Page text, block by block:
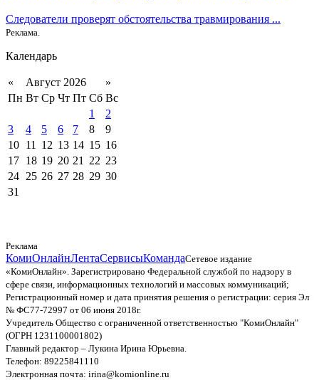
Следователи проверят обстоятельства травмирования ...
Реклама.
Календарь
« Август 2026
»
Пн Вт Ср Чт Пт Сб Вс
1
2
3
4 5 6 7 8
9
10 11 12 13 14 15 16
17 18 19 20 21 22 23
24 25 26 27 28 29 30
31
Реклама
КомиОнлайнЛентаСервисыКомандаСетевое издание
«КомиОнлайн». Зарегистрировано Федеральной службой по надзору в
сфере связи, информационных технологий и массовых коммуникаций;
Регистрационный номер и дата принятия решения о регистрации: серия Эл
№ ФС77-72997 от 06 июня 2018г.
Учредитель Общество с ограниченной ответственностью "КомиОнлайн"
(ОГРН 1231100001802)
Главный редактор – Лукина Ирина Юрьевна.
Телефон: 89225841110
Электронная почта: irina@komionline.ru